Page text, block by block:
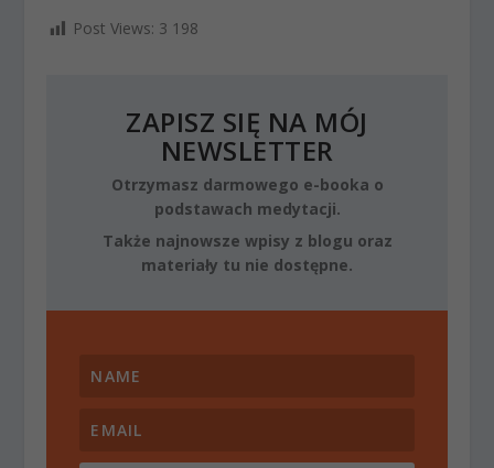
Post Views: 3 198
ZAPISZ SIĘ NA MÓJ
NEWSLETTER
Otrzymasz darmowego e-booka o
podstawach medytacji.
Także najnowsze wpisy z blogu oraz
materiały tu nie dostępne.